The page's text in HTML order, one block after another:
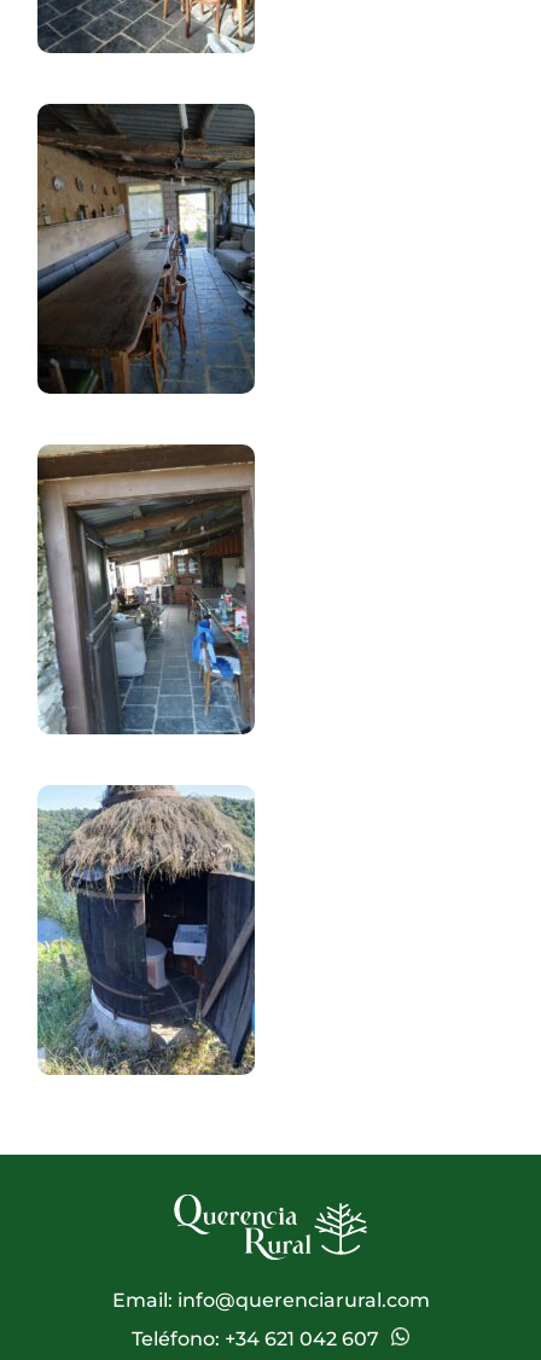
Email: info@querenciarural.com
Teléfono: +34 621 042 607